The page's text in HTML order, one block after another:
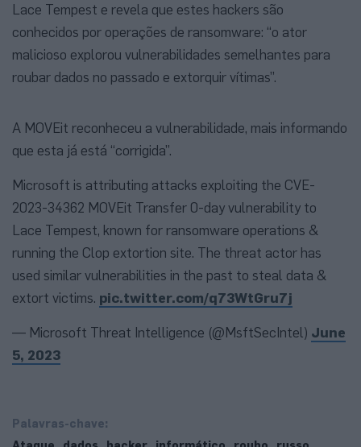
Lace Tempest e revela que estes hackers são
conhecidos por operações de ransomware: “o ator
malicioso explorou vulnerabilidades semelhantes para
roubar dados no passado e extorquir vítimas”.
A MOVEit reconheceu a vulnerabilidade, mais informando
que esta já está “corrigida”.
Microsoft is attributing attacks exploiting the CVE-
2023-34362 MOVEit Transfer 0-day vulnerability to
Lace Tempest, known for ransomware operations &
running the Clop extortion site. The threat actor has
used similar vulnerabilities in the past to steal data &
extort victims. pic.twitter.com/q73WtGru7j
— Microsoft Threat Intelligence (@MsftSecIntel) June
5, 2023
Palavras-chave: